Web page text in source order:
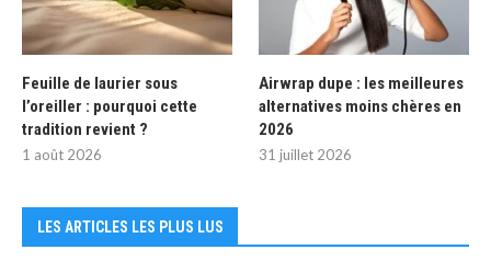
Feuille de laurier sous
l’oreiller : pourquoi cette
tradition revient ?
1 août 2026
Airwrap dupe : les meilleures
alternatives moins chères en
2026
31 juillet 2026
LES ARTICLES LES PLUS LUS